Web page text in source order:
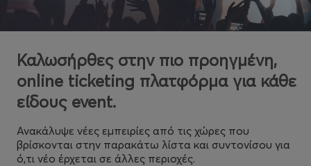
Καλωσήρθες στην πιο προηγμένη,
online ticketing πλατφόρμα για κάθε
είδους event.
Ανακάλυψε νέες εμπειρίες από τις χώρες που
βρίσκονται στην παρακάτω λίστα και συντονίσου για
ό,τι νέο έρχεται σε άλλες περιοχές.